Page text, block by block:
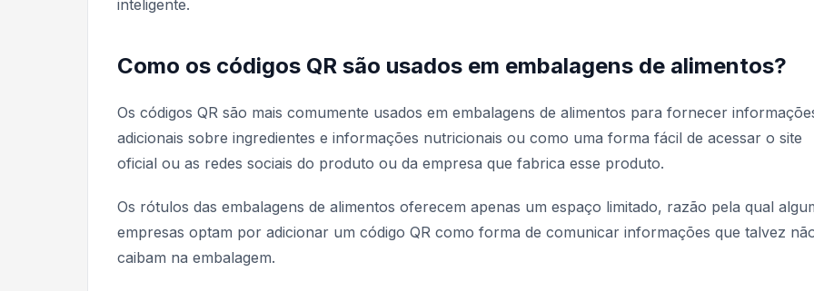
inteligente.
Como os códigos QR são usados em embalagens de alimentos?
Os códigos QR são mais comumente usados em embalagens de alimentos para fornecer
adicionais sobre ingredientes e informações nutricionais ou como uma forma fácil de acessar o site
oficial ou as redes sociais do produto ou da empresa que fabrica esse produto.
Os rótulos das embalagens de alimentos oferecem apenas um espaço limitado, razão pela qual
empresas optam por adicionar um código QR como forma de comunicar informações que talvez
caibam na embalagem.